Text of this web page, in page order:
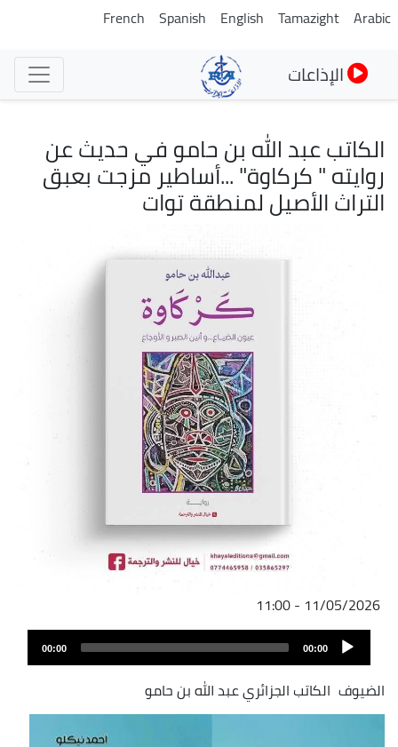
تجاوز
Arabic
Tamazight
English
Spanish
French
الإذاعات
الكاتب عبد الله بن حامو في حديث عن
روايته " كركاوة" ...أساطير مزجت بعبق
التراث الأصيل لمنطقة توات
11/05/2026 - 11:00
Audio
Player
00:00
00:00
الضيوف الكاتب الجزائري عبد الله بن حامو